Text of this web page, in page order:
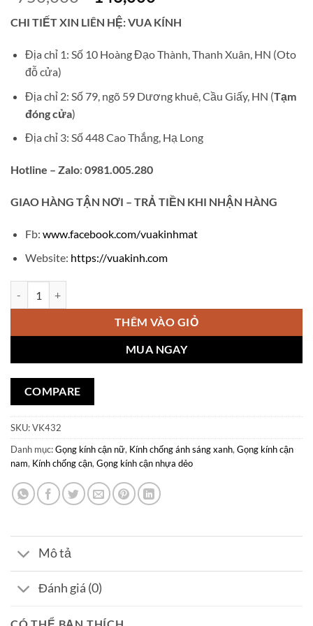
gốc
là:
₫750,000.
hiện
tại
là:
₫146,000.
CHI TIẾT XIN LIÊN HỆ: VUA KÍNH
Địa chỉ 1: Số 10 Hoàng Đạo Thành, Thanh Xuân, HN (Oto
đỗ cửa)
Địa chỉ 2: Số 79, ngõ 59 Dương khuê, Cầu Giấy, HN (Tạm
đóng cửa)
Địa chỉ 3: Số 448 Cao Thắng, Hạ Long
Hotline – Zalo: 0981.005.280
GIAO HÀNG TẬN NƠI – TRẢ TIỀN KHI NHẬN HÀNG
Fb: www.facebook.com/vuakinhmat
Website: https://vuakinh.com
THÊM VÀO GIỎ
MUA NGAY
COMPARE
SKU:VK432
Danh mục:Gọng kính cận nữ, Kính chống ánh sáng xanh, Gọng kính cận
nam, Kính chống cận, Gọng kính cận nhựa dẻo
Mô tả
Đánh giá (0)